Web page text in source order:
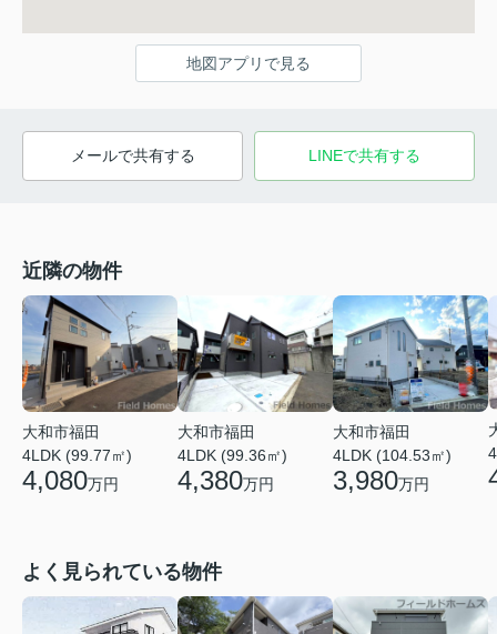
地図アプリで見る
メールで共有する LINEで共有する
近隣の物件
大和市福田
4LDK (99.77㎡)
4,080万円
大和市福田
4LDK (99.36㎡)
4,380万円
大和市福田
4LDK (104.53㎡)
3,980万円
よく見られている物件